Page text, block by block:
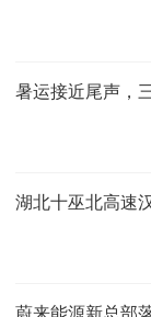
暑运接近尾声，
湖北十巫北高速
蔚来能源新总部